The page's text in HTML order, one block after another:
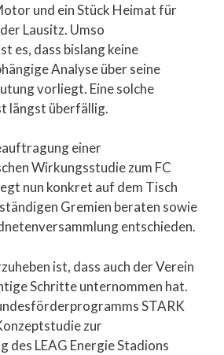
und ein Stück Heimat für
Lausitz. Umso
es, dass bislang keine
Analyse über seine
vorliegt. Eine solche
längst überfällig.
einer
Wirkungsstudie zum FC
nun konkret auf dem Tisch
Gremien beraten sowie
entschieden.
ist, dass auch der Verein
Schritte unternommen hat.
STARK
zur
des LEAG Energie Stadions